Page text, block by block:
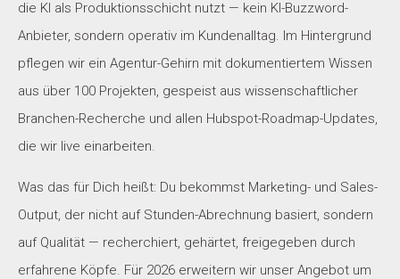
die KI als Produktionsschicht nutzt — kein KI-Buzzword-
Anbieter, sondern operativ im Kundenalltag. Im Hintergrund
pflegen wir ein Agentur-Gehirn mit dokumentiertem Wissen
aus über 100 Projekten, gespeist aus wissenschaftlicher
Branchen-Recherche und allen Hubspot-Roadmap-Updates,
die wir live einarbeiten.
Was das für Dich heißt: Du bekommst Marketing- und Sales-
Output, der nicht auf Stunden-Abrechnung basiert, sondern
auf Qualität — recherchiert, gehärtet, freigegeben durch
erfahrene Köpfe. Für 2026 erweitern wir unser Angebot um